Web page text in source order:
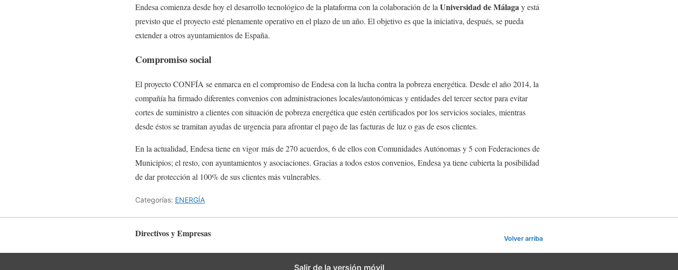
Endesa comienza desde hoy el desarrollo tecnológico de la plataforma con la colaboración de la Universidad de Málaga y está
previsto que el proyecto esté plenamente operativo en el plazo de un año. El objetivo es que la iniciativa, después, se pueda
extender a otros ayuntamientos de España.
Compromiso social
El proyecto CONFÍA se enmarca en el compromiso de Endesa con la lucha contra la pobreza energética. Desde el año 2014, la
compañía ha firmado diferentes convenios con administraciones locales/autonómicas y entidades del tercer sector para evitar
cortes de suministro a clientes con situación de pobreza energética que estén certificados por los servicios sociales, mientras
desde éstos se tramitan ayudas de urgencia para afrontar el pago de las facturas de luz o gas de esos clientes.
En la actualidad, Endesa tiene en vigor más de 270 acuerdos, 6 de ellos con Comunidades Autónomas y 5 con Federaciones de
Municipios; el resto, con ayuntamientos y asociaciones. Gracias a todos estos convenios, Endesa ya tiene cubierta la posibilidad
de dar protección al 100% de sus clientes más vulnerables.
Categorías: ENERGÍA
Directivos y Empresas Volver arriba
Salir de la versión móvil